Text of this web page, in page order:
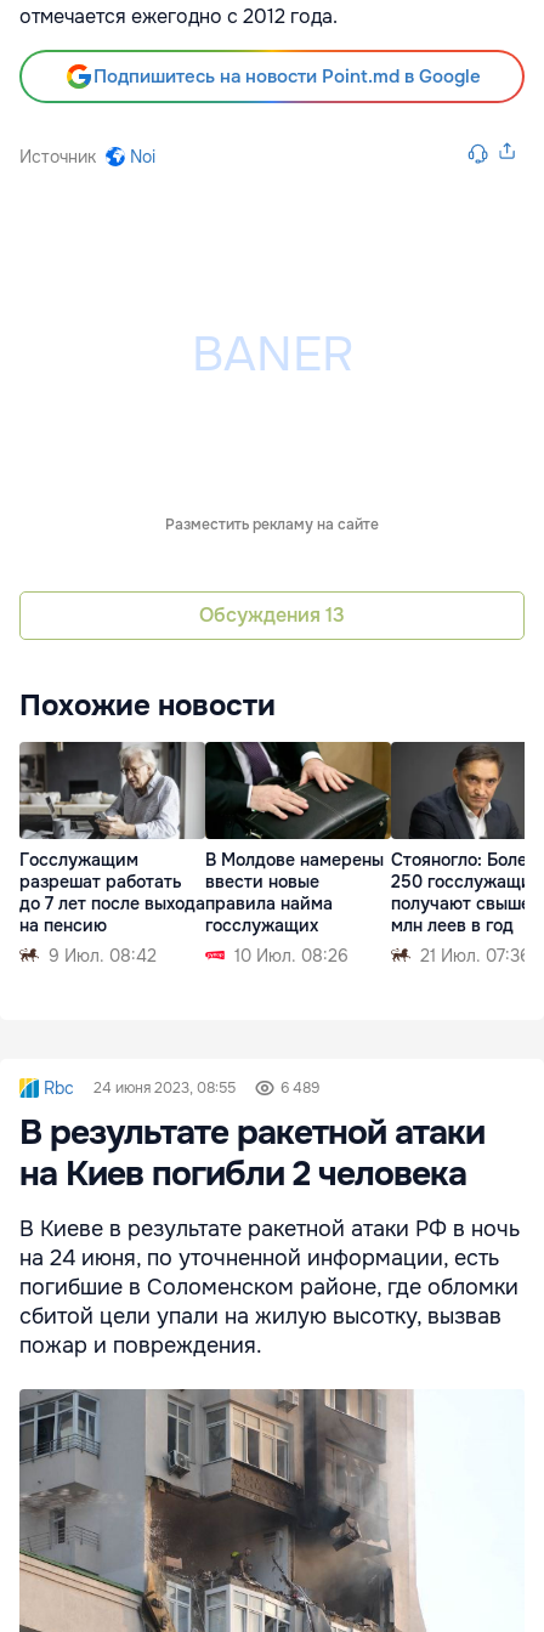
отмечается ежегодно с 2012 года.
Подпишитесь на новости Point.md в Google
Источник Noi
Разместить рекламу на сайте
Обсуждения 13
Похожие новости
Госслужащим
разрешат работать
до 7 лет после выхода
на пенсию
9 Июл. 08:42
В Молдове намерены
ввести новые
правила найма
госслужащих
10 Июл. 08:26
Стояногло: Более
250 госслужащих
получают свыше 1
млн леев в год
21 Июл. 07:36
Rbc 24 июня 2023, 08:55 6 489
В результате ракетной атаки
на Киев погибли 2 человека
В Киеве в результате ракетной атаки РФ в ночь
на 24 июня, по уточненной информации, есть
погибшие в Соломенском районе, где обломки
сбитой цели упали на жилую высотку, вызвав
пожар и повреждения.